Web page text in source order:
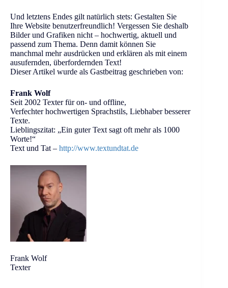
Und letztens Endes gilt natürlich stets: Gestalten Sie
Ihre Website benutzerfreundlich! Vergessen Sie deshalb
Bilder und Grafiken nicht – hochwertig, aktuell und
passend zum Thema. Denn damit können Sie
manchmal mehr ausdrücken und erklären als mit einem
ausufernden, überfordernden Text!
Dieser Artikel wurde als Gastbeitrag geschrieben von:
Frank Wolf
Seit 2002 Texter für on- und offline,
Verfechter hochwertigen Sprachstils, Liebhaber besserer
Texte.
Lieblingszitat: „Ein guter Text sagt oft mehr als 1000
Worte!“
Text und Tat – http://www.textundtat.de
Frank Wolf
Texter